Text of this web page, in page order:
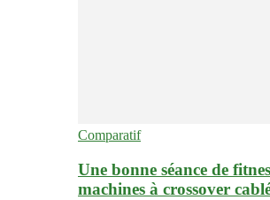
Comparatif
Une bonne séance de
machines à crossover